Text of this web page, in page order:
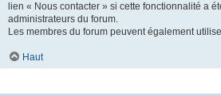
lien « Nous contacter » si cette fonctionnalité a
administrateurs du forum.
Les membres du forum peuvent également
Haut